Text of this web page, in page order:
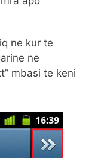
ne kur te
ne
mbasi te keni